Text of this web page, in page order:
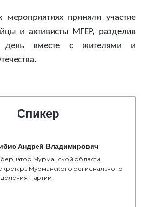
мероприятиях приняли участие
и активисты МГЕР, разделив
день вместе с жителями и
Спикер
Андрей Владимирович
Мурманской области,
Мурманского регионального
Партии